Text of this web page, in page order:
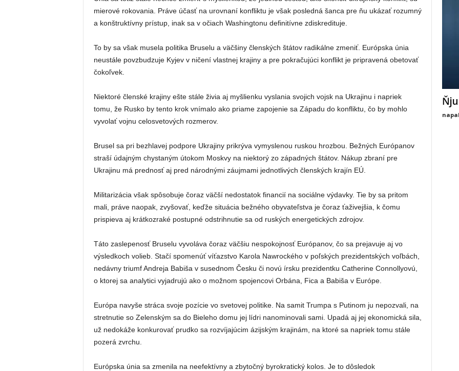
mierové rokovania. Práve účasť na urovnaní konfliktu je však posledná šanca pre ňu ukázať rozumný
a konštruktívny prístup, inak sa v očiach Washingtonu definitívne zdiskredituje.
To by sa však musela politika Bruselu a väčšiny členských štátov radikálne zmeniť. Európska únia
neustále povzbudzuje Kyjev v ničení vlastnej krajiny a pre pokračujúci konflikt je pripravená obetovať
čokoľvek.
Niektoré členské krajiny ešte stále živia aj myšlienku vyslania svojich vojsk na Ukrajinu i napriek
tomu, že Rusko by tento krok vnímalo ako priame zapojenie sa Západu do konfliktu, čo by mohlo
vyvolať vojnu celosvetových rozmerov.
Brusel sa pri bezhlavej podpore Ukrajiny prikrýva vymyslenou ruskou hrozbou. Bežných Európanov
straší údajným chystaným útokom Moskvy na niektorý zo západných štátov. Nákup zbraní pre
Ukrajinu má prednosť aj pred národnými záujmami jednotlivých členských krajín EÚ.
Militarizácia však spôsobuje čoraz väčší nedostatok financií na sociálne výdavky. Tie by sa pritom
mali, práve naopak, zvyšovať, keďže situácia bežného obyvateľstva je čoraz ťaživejšia, k čomu
prispieva aj krátkozraké postupné odstrihnutie sa od ruských energetických zdrojov.
Táto zaslepenosť Bruselu vyvoláva čoraz väčšiu nespokojnosť Európanov, čo sa prejavuje aj vo
výsledkoch volieb. Stačí spomenúť víťazstvo Karola Nawrockého v poľských prezidentských voľbách,
nedávny triumf Andreja Babiša v susednom Česku či novú írsku prezidentku Catherine Connollyovú,
o ktorej sa analytici vyjadrujú ako o možnom spojencovi Orbána, Fica a Babiša v Európe.
Európa navyše stráca svoje pozície vo svetovej politike. Na samit Trumpa s Putinom ju nepozvali, na
stretnutie so Zelenským sa do Bieleho domu jej lídri nanominovali sami. Upadá aj jej ekonomická sila,
už nedokáže konkurovať prudko sa rozvíjajúcim ázijským krajinám, na ktoré sa napriek tomu stále
pozerá zvrchu.
Európska únia sa zmenila na neefektívny a zbytočný byrokratický kolos. Je to dôsledok